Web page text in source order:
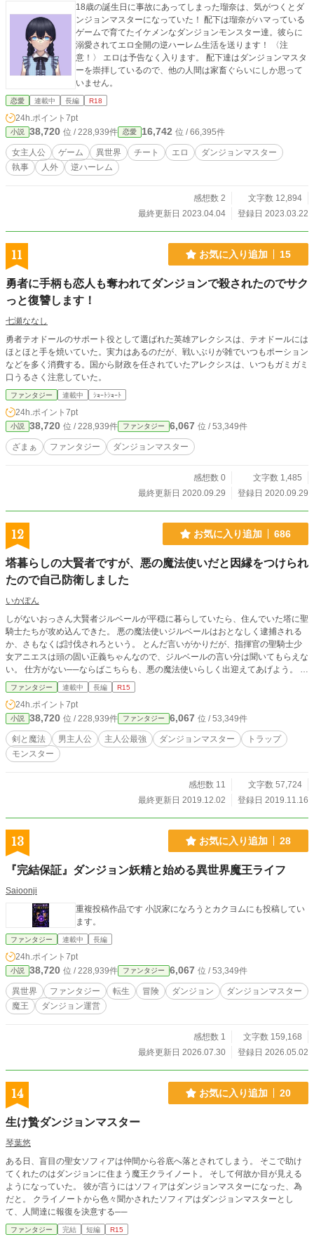
18歳の誕生日に事故にあってしまった瑠奈は、気がつくとダ
ンジョンマスターになっていた！ 配下は瑠奈がハマっている
ゲームで育てたイケメンなダンジョンモンスター達。彼らに
溺愛されてエロ全開の逆ハーレム生活を送ります！ 〈注
意！〉 エロは予告なく入ります。 配下達はダンジョンマスタ
ーを崇拝しているので、他の人間は家畜ぐらいにしか思って
いません。
恋愛 連載中 長編 R18
24h.ポイント 7pt
小説 38,720 位 / 228,939件 恋愛 16,742 位 / 66,395件
女主人公 ゲーム 異世界 チート エロ
ダンジョンマスター
執事
人外 逆ハーレム
感想数 2
文字数 12,894
最終更新日 2023.04.04
登録日 2023.03.22
11 お気に入り追加 15
勇者に手柄も恋人も奪われてダンジョンで殺されたのでサク
っと復讐します！
七瀬ななし
勇者テオドールのサポート役として選ばれた英雄アレクシスは、テオドールには
ほとほと手を焼いていた。実力はあるのだが、戦いぶりが雑でいつもポーション
などを多く消費する。国から財政を任されていたアレクシスは、いつもガミガミ
口うるさく注意していた。
ファンタジー 連載中 ｼｮｰﾄｼｮｰﾄ
24h.ポイント 7pt
小説 38,720 位 / 228,939件 ファンタジー 6,067 位 / 53,349件
ざまぁ ファンタジー ダンジョンマスター
感想数 0
文字数 1,485
最終更新日 2020.09.29
登録日 2020.09.29
12 お気に入り追加 686
塔暮らしの大賢者ですが、悪の魔法使いだと因縁をつけられ
たので自己防衛しました
いかぽん
しがないおっさん大賢者ジルベールが平穏に暮らしていたら、住んでいた塔に聖
騎士たちが攻め込んできた。 悪の魔法使いジルベールはおとなしく逮捕される
か、さもなくば討伐されろという。 とんだ言いがかりだが、指揮官の聖騎士少
女アニエスは頭の固い正義ちゃんなので、ジルベールの言い分は聞いてもらえな
い。 仕方がない──ならばこちらも、悪の魔法使いらしく出迎えてあげよう。 ジ
ルベールは「対話」の場を整えるため、自らの塔に聖騎士アニエスたちを誘い込
み、塔の各階に用意してある仕掛け──スライムや触手、各種トラップなど──で
彼女らを「歓迎」する。 だがジルベールはその過程で、その少女騎士の背後で
蠢く聖王国上層部の闇を知ってしまう。 そんな闇も、自身の平穏に何ら関わり
がなければ無視をしていたジルベールだったが、自分に噛みついてくるならば容
赦をするいわれもない── これは、悪でも正義でもないおっさん大賢者ジルベー
ルの、気ままな自己防衛の物語。
ファンタジー 連載中 長編 R15
24h.ポイント 7pt
小説 38,720 位 / 228,939件 ファンタジー 6,067 位 / 53,349件
剣と魔法 男主人公 主人公最強 ダンジョンマスター
トラップ
モンスター
感想数 11
文字数 57,724
最終更新日 2019.12.02
登録日 2019.11.16
13 お気に入り追加 28
『完結保証』ダンジョン妖精と始める異世界魔王ライフ
Saioonji
重複投稿作品です 小説家になろうとカクヨムにも投稿してい
ます。
ファンタジー 連載中 長編
24h.ポイント 7pt
小説 38,720 位 / 228,939件 ファンタジー 6,067 位 / 53,349件
異世界 ファンタジー 転生 冒険 ダンジョン
ダンジョンマスター
魔王
ダンジョン運営
感想数 1
文字数 159,168
最終更新日 2026.07.30
登録日 2026.05.02
14 お気に入り追加 20
生け贄ダンジョンマスター
琴葉悠
ある日、盲目の聖女ソフィアは仲間から谷底へ落とされてしまう。 そこで助け
てくれたのはダンジョンに住まう魔王クライノート。 そして何故か目が見える
ようになっていた。 彼が言うにはソフィアはダンジョンマスターになった、為
だと。 クライノートから色々聞かされたソフィアはダンジョンマスターとし
て、人間達に報復を決意する──
ファンタジー 完結 短編 R15